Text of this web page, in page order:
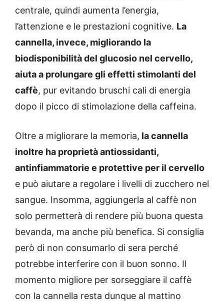
centrale, quindi aumenta l’energia,
l’attenzione e le prestazioni cognitive. La
cannella, invece, migliorando la
biodisponibilità del glucosio nel cervello,
aiuta a prolungare gli effetti stimolanti del
caffè, pur evitando bruschi cali di energia
dopo il picco di stimolazione della caffeina.
Oltre a migliorare la memoria, la cannella
inoltre ha proprietà antiossidanti,
antinfiammatorie e protettive per il cervello
e può aiutare a regolare i livelli di zucchero nel
sangue. Insomma, aggiungerla al caffè non
solo permetterà di rendere più buona questa
bevanda, ma anche più benefica. Si consiglia
però di non consumarlo di sera perché
potrebbe interferire con il buon sonno. Il
momento migliore per sorseggiare il caffè
con la cannella resta dunque al mattino